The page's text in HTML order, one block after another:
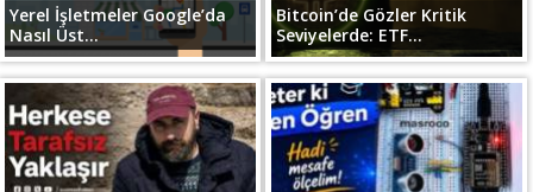
Yerel İşletmeler Google’da
Nasıl Üst...
Bitcoin’de Gözler Kritik
Seviyelerde: ETF...